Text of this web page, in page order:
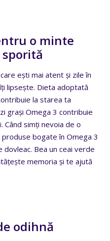
o minte
ești mai atent și zile în
lipsește. Dieta adoptată
la starea ta
grași Omega 3 contribuie
Când simți nevoia de o
bogate în Omega 3
dovleac. Bea un ceai verde
memoria și te ajută
odihnă